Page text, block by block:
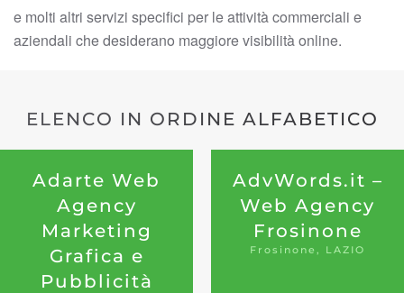
e molti altri servizi specifici per le attività commerciali e
aziendali che desiderano maggiore visibilità online.
ELENCO IN ORDINE ALFABETICO
Adarte Web
Agency
Marketing
Grafica e
Pubblicità
AdvWords.it –
Web Agency
Frosinone
Frosinone, LAZIO